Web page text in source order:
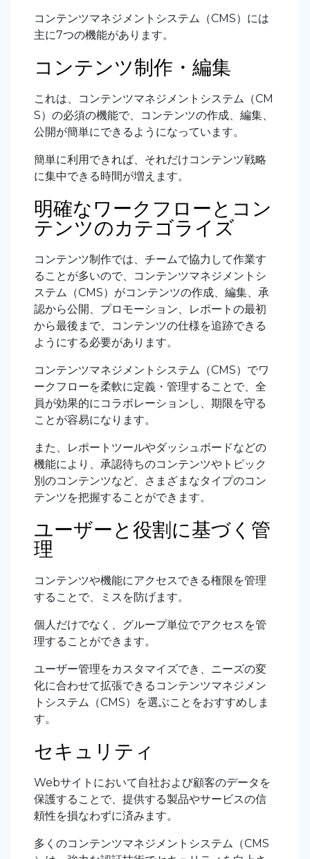
コンテンツマネジメントシステム（CMS）には
主に7つの機能があります。
コンテンツ制作・編集
これは、コンテンツマネジメントシステム（CM
S）の必須の機能で、コンテンツの作成、編集、
公開が簡単にできるようになっています。
簡単に利用できれば、それだけコンテンツ戦略
に集中できる時間が増えます。
明確なワークフローとコン
テンツのカテゴライズ
コンテンツ制作では、チームで協力して作業す
ることが多いので、コンテンツマネジメントシ
ステム（CMS）がコンテンツの作成、編集、承
認から公開、プロモーション、レポートの最初
から最後まで、コンテンツの仕様を追跡できる
ようにする必要があります。
コンテンツマネジメントシステム（CMS）でワ
ークフローを柔軟に定義・管理することで、全
員が効果的にコラボレーションし、期限を守る
ことが容易になります。
また、レポートツールやダッシュボードなどの
機能により、承認待ちのコンテンツやトピック
別のコンテンツなど、さまざまなタイプのコン
テンツを把握することができます。
ユーザーと役割に基づく管
理
コンテンツや機能にアクセスできる権限を管理
することで、ミスを防げます。
個人だけでなく、グループ単位でアクセスを管
理することができます。
ユーザー管理をカスタマイズでき、ニーズの変
化に合わせて拡張できるコンテンツマネジメン
トシステム（CMS）を選ぶことをおすすめしま
す。
セキュリティ
Webサイトにおいて自社および顧客のデータを
保護することで、提供する製品やサービスの信
頼性を損なわずに済みます。
多くのコンテンツマネジメントシステム（CMS